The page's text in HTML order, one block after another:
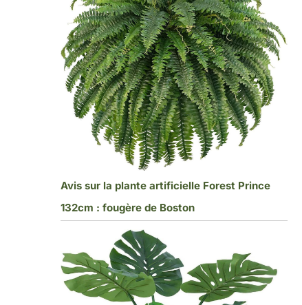
Avis sur la plante artificielle Forest Prince
132cm : fougère de Boston